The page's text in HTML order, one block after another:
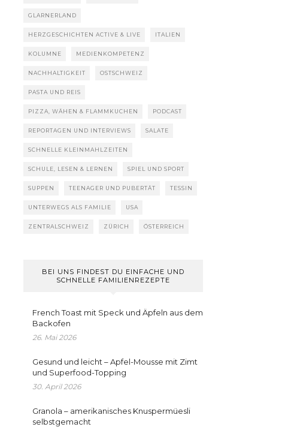
GLARNERLAND
HERZGESCHICHTEN ACTIVE & LIVE ITALIEN
KOLUMNE MEDIENKOMPETENZ
NACHHALTIGKEIT OSTSCHWEIZ
PASTA UND REIS
PIZZA, WÄHEN & FLAMMKUCHEN PODCAST
REPORTAGEN UND INTERVIEWS SALATE
SCHNELLE KLEINMAHLZEITEN
SCHULE, LESEN & LERNEN SPIEL UND SPORT
SUPPEN TEENAGER UND PUBERTÄT TESSIN
UNTERWEGS ALS FAMILIE USA
ZENTRALSCHWEIZ ZÜRICH ÖSTERREICH
BEI UNS FINDEST DU EINFACHE UND
SCHNELLE FAMILIENREZEPTE
French Toast mit Speck und Äpfeln aus dem
Backofen
26. Mai 2026
Gesund und leicht – Apfel-Mousse mit Zimt
und Superfood-Topping
30. April 2026
Granola – amerikanisches Knuspermüesli
selbstgemacht